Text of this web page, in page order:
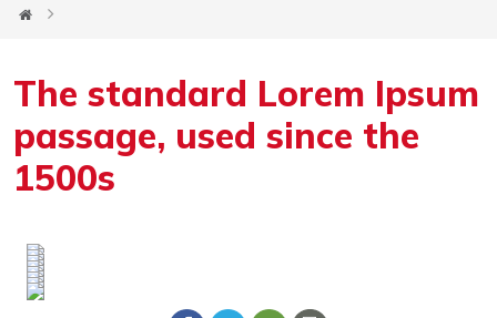
The standard Lorem Ipsum
passage, used since the
1500s